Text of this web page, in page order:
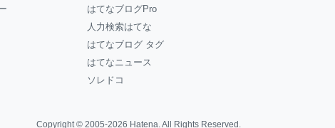
はてなブログPro
人力検索はてな
はてなブログ タグ
はてなニュース
ソレドコ
Copyright © 2005-2026 Hatena. All Rights Reserved.